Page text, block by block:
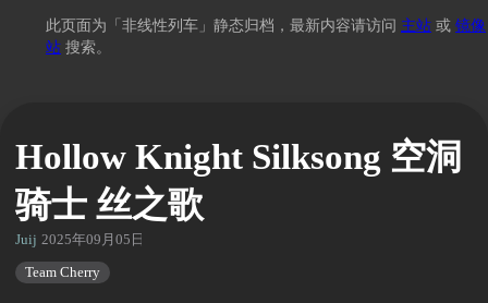
此页面为「非线性列车」静态归档，最新内容请访问 主站 或 镜像
站 搜索。
Hollow Knight Silksong 空洞
骑士 丝之歌
Juij 2025年09月05日 03:38
Team Cherry